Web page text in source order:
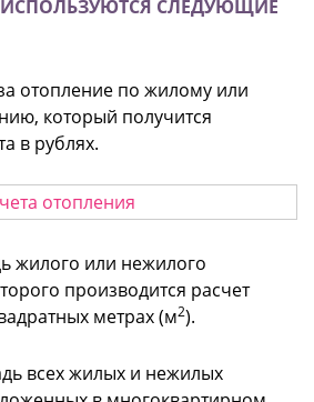
СЛЕДУЮЩИЕ
отопление по жилому или
который получится
в рублях.
жилого или нежилого
производится расчет
метрах (м2).
всех жилых и нежилых